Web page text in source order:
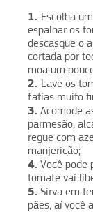
1. Escolha
espalhar os
descasque o
cortada por
moa um
2. Lave os
fatias muito
3. Acomode
parmesão,
regue com
manjericão;
4. Você pode
tomate vai
5. Sirva em
pães, aí você